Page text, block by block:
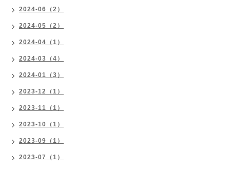
2024-06（2）
2024-05（2）
2024-04（1）
2024-03（4）
2024-01（3）
2023-12（1）
2023-11（1）
2023-10（1）
2023-09（1）
2023-07（1）